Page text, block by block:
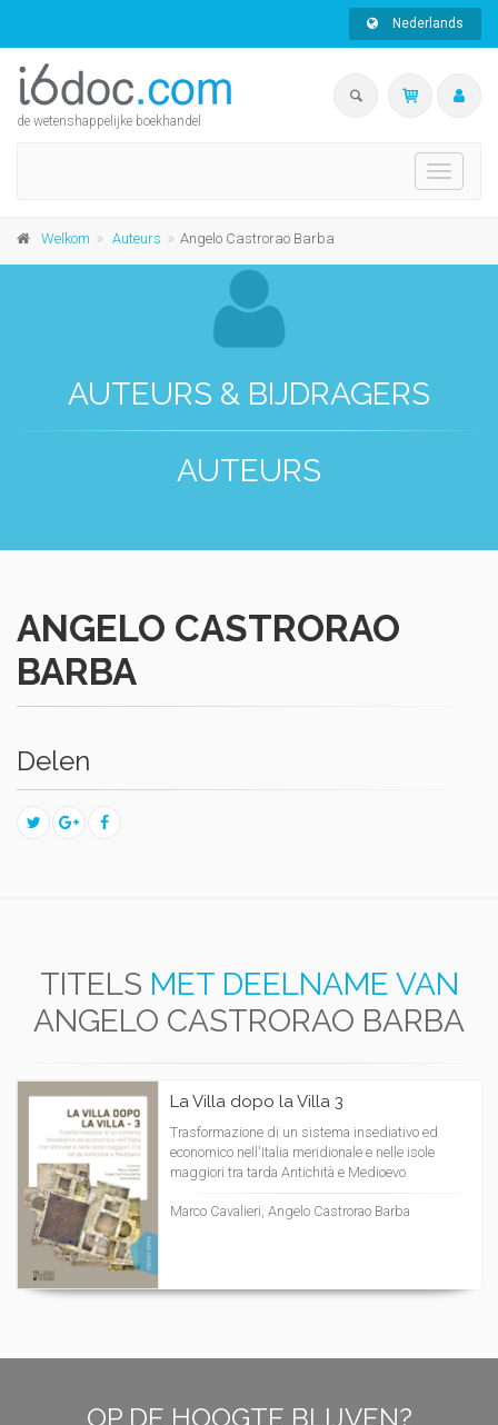
Nederlands
de wetenshappelijke boekhandel
Toggle
Welkom Auteurs Angelo Castrorao Barba
AUTEURS & BIJDRAGERS
AUTEURS
ANGELO CASTRORAO
BARBA
Delen
TITELS MET DEELNAME VAN
ANGELO CASTRORAO BARBA
La Villa dopo la Villa 3
Trasformazione di un sistema insediativo ed
economico nell'Italia meridionale e nelle isole
maggiori tra tarda Antichità e Medioevo
Marco Cavalieri, Angelo Castrorao Barba
OP DE HOOGTE BLIJVEN?